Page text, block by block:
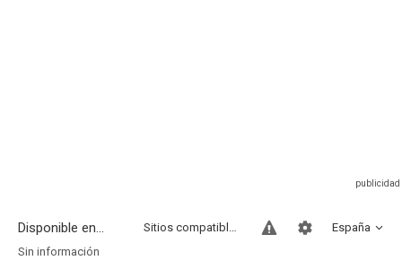
Disponible en... España
Sitios compatibles
Sin información